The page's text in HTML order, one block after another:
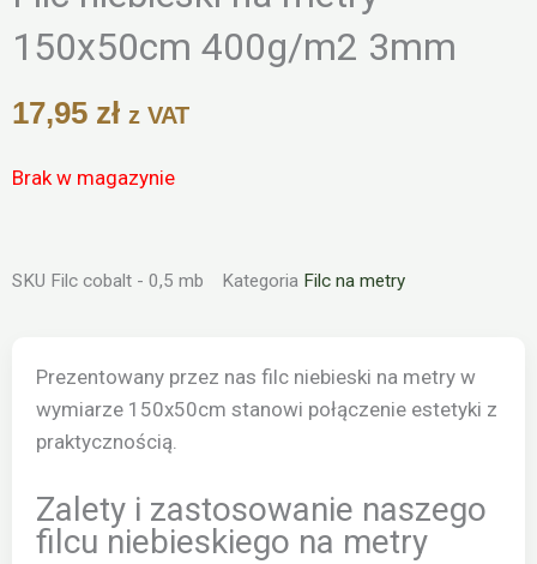
150x50cm 400g/m2 3mm
17,95 zł z VAT
Brak w magazynie
SKU Filc cobalt - 0,5 mb Kategoria Filc na metry
Prezentowany przez nas filc niebieski na metry w
wymiarze 150x50cm stanowi połączenie estetyki z
praktycznością.
Zalety i zastosowanie naszego
filcu niebieskiego na metry